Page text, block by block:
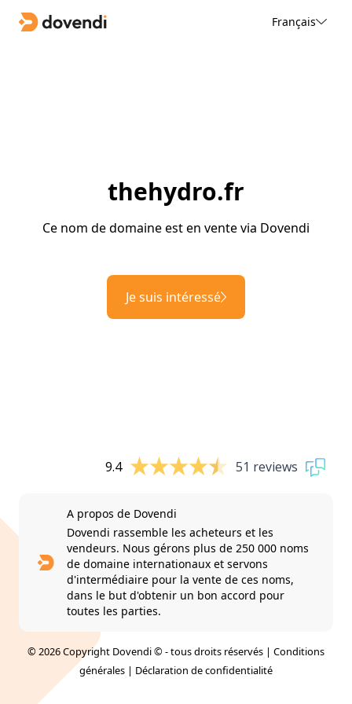
Français
thehydro.fr
Ce nom de domaine est en vente via Dovendi
Je suis intéressé
9.4 51 reviews
A propos de Dovendi
Dovendi rassemble les acheteurs et les
vendeurs. Nous gérons plus de 250 000 noms
de domaine internationaux et servons
d'intermédiaire pour la vente de ces noms,
dans le but d'obtenir un bon accord pour
toutes les parties.
© 2026 Copyright Dovendi © - tous droits réservés | Conditions
générales | Déclaration de confidentialité